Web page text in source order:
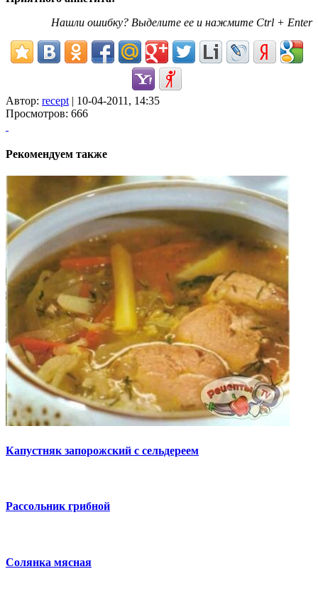
Нашли ошибку? Выделите ее и нажмите Ctrl + Enter
Автор: recept | 10-04-2011, 14:35
Просмотров: 666
Рекомендуем также
Капустняк запорожский с сельдереем
Рассольник грибной
Солянка мясная